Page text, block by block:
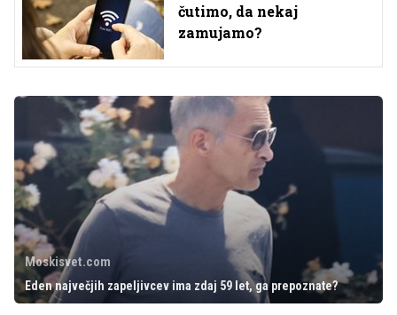
čutimo, da nekaj
zamujamo?
Moskisvet.com
Eden največjih zapeljivcev ima zdaj 59 let, ga prepoznate?